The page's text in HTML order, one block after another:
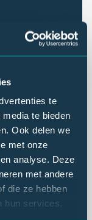
te
te bieden
Ook delen we
met onze
analyse. Deze
met andere
die ze hebben
hun services.
bekend
te doen